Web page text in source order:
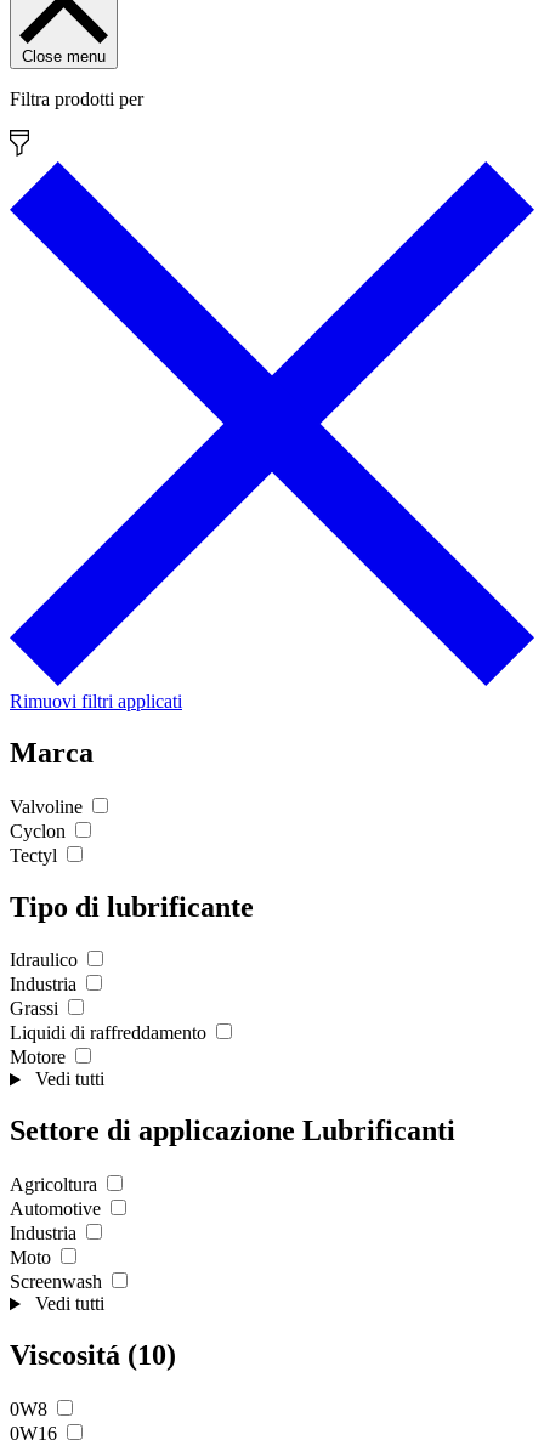
Close menu
Filtra prodotti per
Rimuovi filtri applicati
Marca
Valvoline
Cyclon
Tectyl
Tipo di lubrificante
Idraulico
Industria
Grassi
Liquidi di raffreddamento
Motore
Vedi tutti
Settore di applicazione Lubrificanti
Agricoltura
Automotive
Industria
Moto
Screenwash
Vedi tutti
Viscositá (10)
0W8
0W16